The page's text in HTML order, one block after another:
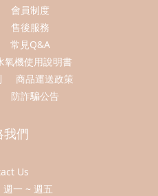
會員制度
售後服務
常見Q&A
氧機使用說明書
商品運送政策
防詐騙公告
我們
Us
週一 ~ 週五